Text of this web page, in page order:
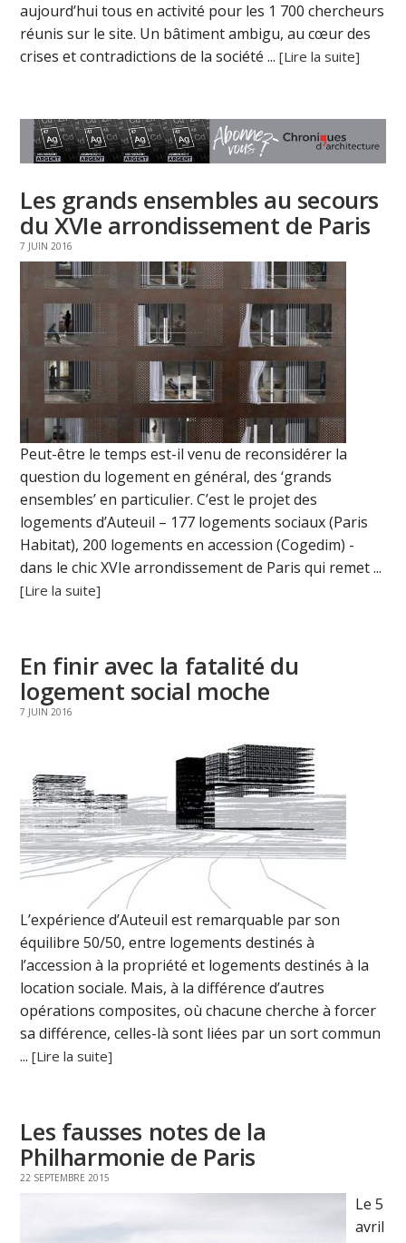
aujourd’hui tous en activité pour les 1 700 chercheurs
réunis sur le site. Un bâtiment ambigu, au cœur des
crises et contradictions de la société ...[Lire la suite]
Les grands ensembles au secours
du XVIe arrondissement de Paris
7 JUIN 2016
Peut-être le temps est-il venu de reconsidérer la
question du logement en général, des ‘grands
ensembles’ en particulier. C’est le projet des
logements d’Auteuil – 177 logements sociaux (Paris
Habitat), 200 logements en accession (Cogedim) -
dans le chic XVIe arrondissement de Paris qui remet ...
[Lire la suite]
En finir avec la fatalité du
logement social moche
7 JUIN 2016
L’expérience d’Auteuil est remarquable par son
équilibre 50/50, entre logements destinés à
l’accession à la propriété et logements destinés à la
location sociale. Mais, à la différence d’autres
opérations composites, où chacune cherche à forcer
sa différence, celles-là sont liées par un sort commun
...[Lire la suite]
Les fausses notes de la
Philharmonie de Paris
22 SEPTEMBRE 2015
Le 5
avril